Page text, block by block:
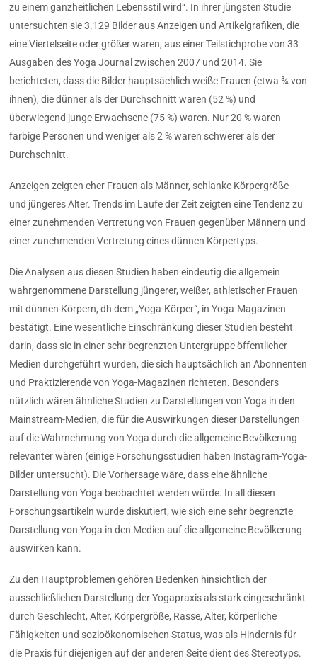
zu einem ganzheitlichen Lebensstil wird“. In ihrer jüngsten Studie
untersuchten sie 3.129 Bilder aus Anzeigen und Artikelgrafiken, die
eine Viertelseite oder größer waren, aus einer Teilstichprobe von 33
Ausgaben des Yoga Journal zwischen 2007 und 2014. Sie
berichteten, dass die Bilder hauptsächlich weiße Frauen (etwa ¾ von
ihnen), die dünner als der Durchschnitt waren (52 %) und
überwiegend junge Erwachsene (75 %) waren. Nur 20 % waren
farbige Personen und weniger als 2 % waren schwerer als der
Durchschnitt.
Anzeigen zeigten eher Frauen als Männer, schlanke Körpergröße
und jüngeres Alter. Trends im Laufe der Zeit zeigten eine Tendenz zu
einer zunehmenden Vertretung von Frauen gegenüber Männern und
einer zunehmenden Vertretung eines dünnen Körpertyps.
Die Analysen aus diesen Studien haben eindeutig die allgemein
wahrgenommene Darstellung jüngerer, weißer, athletischer Frauen
mit dünnen Körpern, dh dem „Yoga-Körper“, in Yoga-Magazinen
bestätigt. Eine wesentliche Einschränkung dieser Studien besteht
darin, dass sie in einer sehr begrenzten Untergruppe öffentlicher
Medien durchgeführt wurden, die sich hauptsächlich an Abonnenten
und Praktizierende von Yoga-Magazinen richteten. Besonders
nützlich wären ähnliche Studien zu Darstellungen von Yoga in den
Mainstream-Medien, die für die Auswirkungen dieser Darstellungen
auf die Wahrnehmung von Yoga durch die allgemeine Bevölkerung
relevanter wären (einige Forschungsstudien haben Instagram-Yoga-
Bilder untersucht). Die Vorhersage wäre, dass eine ähnliche
Darstellung von Yoga beobachtet werden würde. In all diesen
Forschungsartikeln wurde diskutiert, wie sich eine sehr begrenzte
Darstellung von Yoga in den Medien auf die allgemeine Bevölkerung
auswirken kann.
Zu den Hauptproblemen gehören Bedenken hinsichtlich der
ausschließlichen Darstellung der Yogapraxis als stark eingeschränkt
durch Geschlecht, Alter, Körpergröße, Rasse, Alter, körperliche
Fähigkeiten und sozioökonomischen Status, was als Hindernis für
die Praxis für diejenigen auf der anderen Seite dient des Stereotyps.